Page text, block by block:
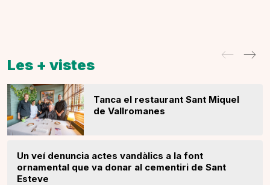
Les + vistes
Tanca el restaurant Sant Miquel
de Vallromanes
Un veí denuncia actes vandàlics a la font
ornamental que va donar al cementiri de Sant
Esteve